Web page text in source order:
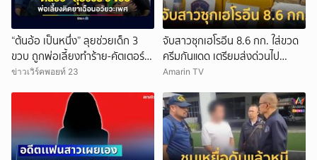
“ต้นอ้อ เป็นหนึ่ง” ลุยช่วยเด็ก 3
ขวบ ถูกพ่อเลี้ยงทำร้าย-คัตเตอร์
เฉือนอวัยวะเพศ
ข่าวเวิร์คพอยท์ 23
จับสาวซุกเฮโรอีน 8.6 กก. ใส่ขวด
ครีมกันแดด เตรียมส่งด่วนไป
ออสเตรเลีย
Amarin TV